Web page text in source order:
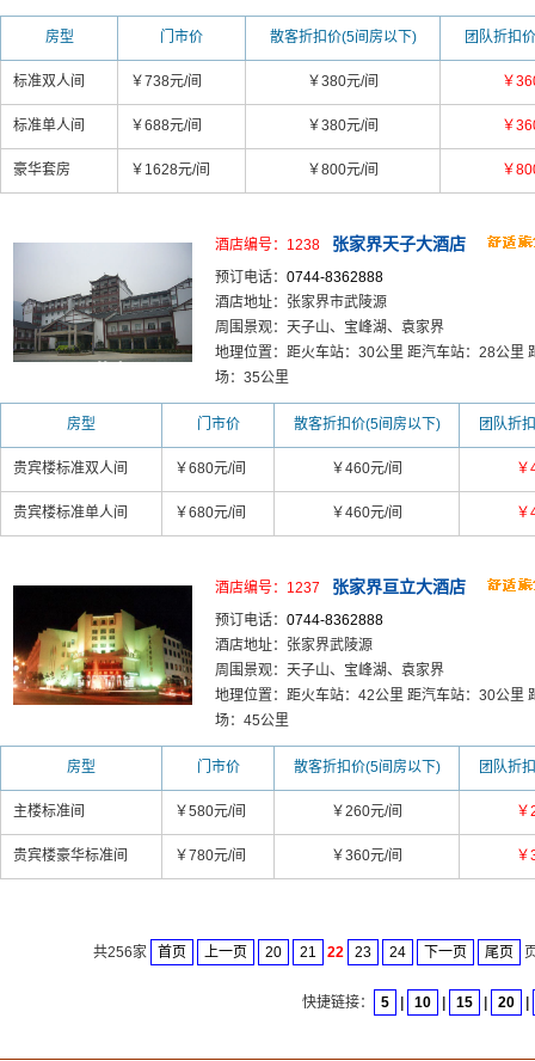
房型 门市价 散客折扣价(5间房以下) 团队折扣
标准双人间 ￥738元/间 ￥380元/间 ￥
标准单人间 ￥688元/间 ￥380元/间 ￥
豪华套房 ￥1628元/间 ￥800元/间 ￥
酒店编号：1238 张家界天子大酒店
预订电话： 0744-8362888
酒店地址：张家界市武陵源
周围景观：天子山、宝峰湖、袁家界
地理位置：距火车站：30公里 距汽车站：28公里
场：35公里
房型 门市价 散客折扣价(5间房以下) 团队折
贵宾楼标准双人间 ￥680元/间 ￥460元/间 ￥
贵宾楼标准单人间 ￥680元/间 ￥460元/间 ￥
酒店编号：1237 张家界亘立大酒店
预订电话： 0744-8362888
酒店地址：张家界武陵源
周围景观：天子山、宝峰湖、袁家界
地理位置：距火车站：42公里 距汽车站：30公里
场：45公里
房型 门市价 散客折扣价(5间房以下) 团队折
主楼标准间 ￥580元/间 ￥260元/间 ￥
贵宾楼豪华标准间 ￥780元/间 ￥360元/间 ￥
共256家 首页 上一页 20 21 22 23 24 下一页 尾页
快捷链接： 5 | 10 | 15 | 20 |